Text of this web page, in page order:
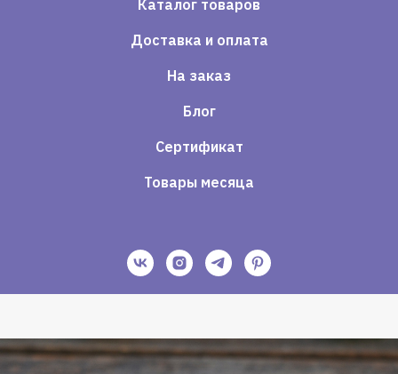
Каталог товаров
Доставка и оплата
На заказ
Блог
Сертификат
Товары месяца